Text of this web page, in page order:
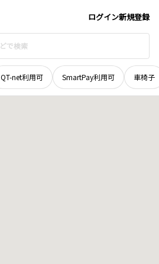
ログイン新規登録
QT-net利用可 SmartPay利用可 車椅子